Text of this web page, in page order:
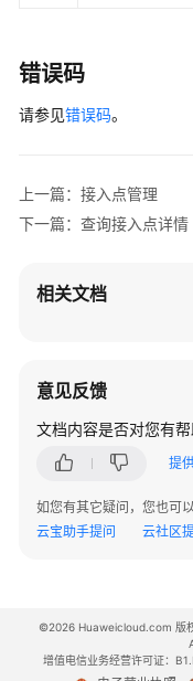
级
议
白
皮
源
区
域
权
限
错误码
请参见错误码。
上一篇：接入点管理
下一篇：查询接入点详情
相关文档
意见反馈
文档内容是否对您有帮
提
如您有其它疑问，您也可
云宝助手提问
云社区
©2026 Huaweicloud.com 版
增值电信业务经营许可证：